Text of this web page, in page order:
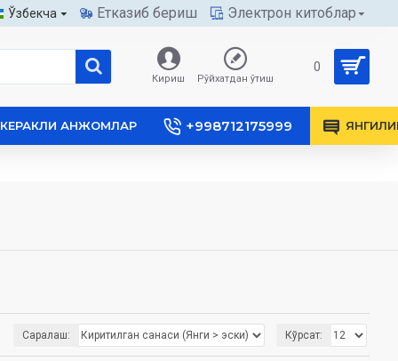
Ўзбекча Етказиб бериш Электрон китоблар
Кириш Рўйхатдан ўтиш
0
КЕРАКЛИ АНЖОМЛАР +998712175999
Саралаш: Кўрсат: